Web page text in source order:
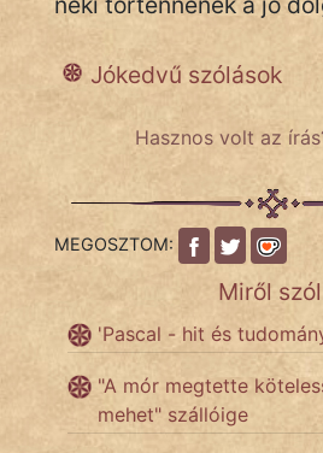
KÖZMONDÁS
PSZICHO
ÉLETMÓD
És
TÖRTÉNELEM
Népszerű szerzőink:
Jókedvű szólások
Hasznos volt az
MEGOSZTOM:
Miről szól
'Pascal - hit és
"A mór megtette
mehet" szállóige